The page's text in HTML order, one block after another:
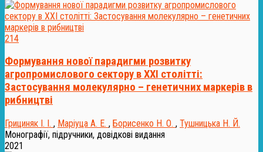
214
Формування нової парадигми розвитку
агропромислового сектору в XXI столітті:
Застосування молекулярно – генетичних маркерів в
рибництві
Грициняк І. І. , Маріуца А. Е. , Борисенко Н. О. , Тушницька Н. Й.
Монографії, підручники, довідкові видання
2021